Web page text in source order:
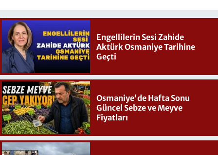
Engellilerin Sesi Zahide
Aktürk Osmaniye Tarihine
Geçti
Osmaniye'de Hafta Sonu
Güncel Sebze ve Meyve
Fiyatları